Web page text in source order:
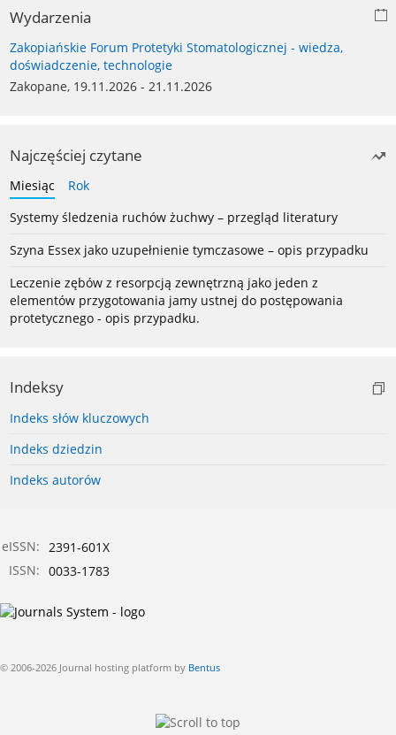
Wydarzenia
Zakopiańskie Forum Protetyki Stomatologicznej - wiedza,
doświadczenie, technologie
Zakopane, 19.11.2026 - 21.11.2026
Najczęściej czytane
Miesiąc
Rok
Systemy śledzenia ruchów żuchwy – przegląd literatury
Szyna Essex jako uzupełnienie tymczasowe – opis przypadku
Leczenie zębów z resorpcją zewnętrzną jako jeden z
elementów przygotowania jamy ustnej do postępowania
protetycznego - opis przypadku.
Indeksy
Indeks słów kluczowych
Indeks dziedzin
Indeks autorów
eISSN: 2391-601X
ISSN: 0033-1783
© 2006-2026 Journal hosting platform by Bentus